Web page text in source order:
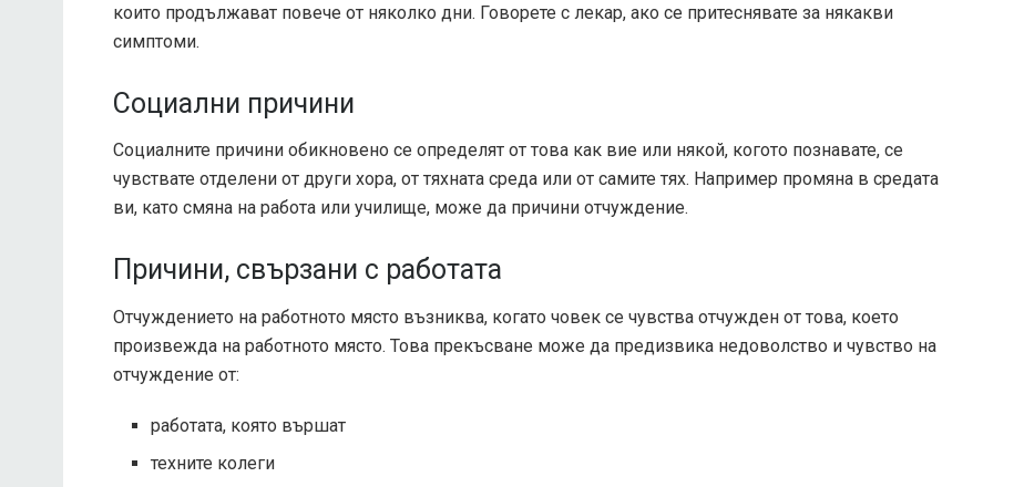
които продължават повече от няколко дни. Говорете с лекар, ако се притеснявате за някакви
симптоми.
Социални причини
Социалните причини обикновено се определят от това как вие или някой, когото познавате, се
чувствате отделени от други хора, от тяхната среда или от самите тях. Например промяна в средата
ви, като смяна на работа или училище, може да причини отчуждение.
Причини, свързани с работата
Отчуждението на работното място възниква, когато човек се чувства отчужден от това, което
произвежда на работното място. Това прекъсване може да предизвика недоволство и чувство на
отчуждение от:
работата, която вършат
техните колеги